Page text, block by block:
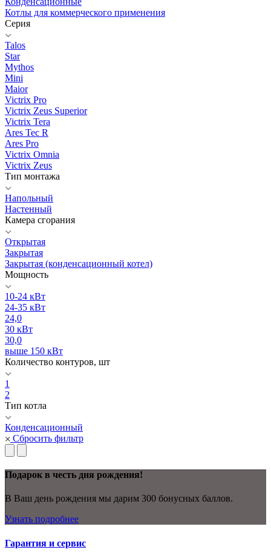
Котлы для коммерческого применения
Серия
Talos
Star
Mythos
Mini
Maior
Victrix Pro
Victrix Zeus Superior
Victrix Tera
Ares Tec R
Ares Pro
Victrix Omnia
Victrix Zeus
Тип монтажа
Напольный
Настенный
Камера сгорания
Открытая
Закрытая
Закрытая (конденсационный котел)
Мощность
10-24 кВт
24-35 кВт
24,0
30 кВт
30,0
выше 150 кВт
Количество контуров, шт
1
2
Тип котла
Конденсационный
Сбросить фильтр
Подарок в честь дня рождения!
В Ваш день рождения мы дарим 300 бонусных баллов.
Узнать подробнее
Гарантия и сервис